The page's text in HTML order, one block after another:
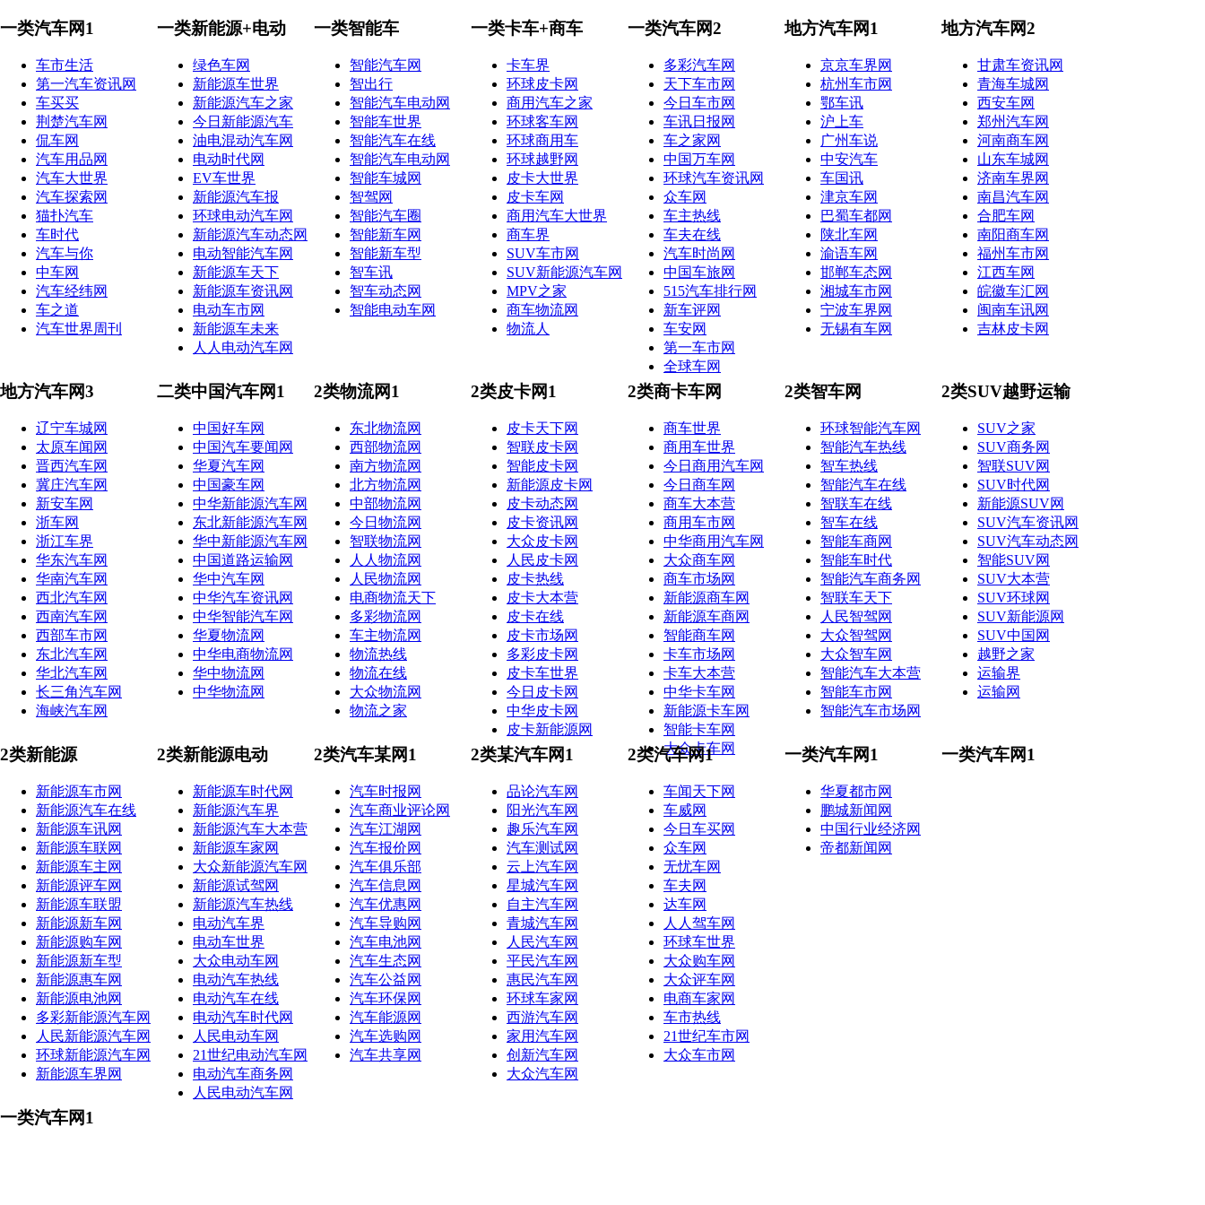
一类汽车网1
车市生活
第一汽车资讯网
车买买
荆楚汽车网
侃车网
汽车用品网
汽车大世界
汽车探索网
猫扑汽车
车时代
汽车与你
中车网
汽车经纬网
车之道
汽车世界周刊
一类新能源+电动
绿色车网
新能源车世界
新能源汽车之家
今日新能源汽车
油电混动汽车网
电动时代网
EV车世界
新能源汽车报
环球电动汽车网
新能源汽车动态网
电动智能汽车网
新能源车天下
新能源车资讯网
电动车市网
新能源车未来
人人电动汽车网
一类智能车
智能汽车网
智出行
智能汽车电动网
智能车世界
智能汽车在线
智能汽车电动网
智能车城网
智驾网
智能汽车圈
智能新车网
智能新车型
智车讯
智车动态网
智能电动车网
一类卡车+商车
卡车界
环球皮卡网
商用汽车之家
环球客车网
环球商用车
环球越野网
皮卡大世界
皮卡车网
商用汽车大世界
商车界
SUV车市网
SUV新能源汽车网
MPV之家
商车物流网
物流人
一类汽车网2
多彩汽车网
天下车市网
今日车市网
车讯日报网
车之家网
中国万车网
环球汽车资讯网
众车网
车主热线
车夫在线
汽车时尚网
中国车旅网
515汽车排行网
新车评网
车安网
第一车市网
全球车网
地方汽车网1
京京车界网
杭州车市网
鄂车讯
沪上车
广州车说
中安汽车
车国讯
津京车网
巴蜀车都网
陕北车网
渝语车网
邯郸车态网
湘城车市网
宁波车界网
无锡有车网
地方汽车网2
甘肃车资讯网
青海车城网
西安车网
郑州汽车网
河南商车网
山东车城网
济南车界网
南昌汽车网
合肥车网
南阳商车网
福州车市网
江西车网
皖徽车汇网
闽南车讯网
吉林皮卡网
地方汽车网3
辽宁车城网
太原车闻网
晋西汽车网
冀庄汽车网
新安车网
浙车网
浙江车界
华东汽车网
华南汽车网
西北汽车网
西南汽车网
西部车市网
东北汽车网
华北汽车网
长三角汽车网
海峡汽车网
二类中国汽车网1
中国好车网
中国汽车要闻网
华夏汽车网
中国豪车网
中华新能源汽车网
东北新能源汽车网
华中新能源汽车网
中国道路运输网
华中汽车网
中华汽车资讯网
中华智能汽车网
华夏物流网
中华电商物流网
华中物流网
中华物流网
2类物流网1
东北物流网
西部物流网
南方物流网
北方物流网
中部物流网
今日物流网
智联物流网
人人物流网
人民物流网
电商物流天下
多彩物流网
车主物流网
物流热线
物流在线
大众物流网
物流之家
2类皮卡网1
皮卡天下网
智联皮卡网
智能皮卡网
新能源皮卡网
皮卡动态网
皮卡资讯网
大众皮卡网
人民皮卡网
皮卡热线
皮卡大本营
皮卡在线
皮卡市场网
多彩皮卡网
皮卡车世界
今日皮卡网
中华皮卡网
皮卡新能源网
2类商卡车网
商车世界
商用车世界
今日商用汽车网
今日商车网
商车大本营
商用车市网
中华商用汽车网
大众商车网
商车市场网
新能源商车网
新能源车商网
智能商车网
卡车市场网
卡车大本营
中华卡车网
新能源卡车网
智能卡车网
大众卡车网
2类智车网
环球智能汽车网
智能汽车热线
智车热线
智能汽车在线
智联车在线
智车在线
智能车商网
智能车时代
智能汽车商务网
智联车天下
人民智驾网
大众智驾网
大众智车网
智能汽车大本营
智能车市网
智能汽车市场网
2类SUV越野运输
SUV之家
SUV商务网
智联SUV网
SUV时代网
新能源SUV网
SUV汽车资讯网
SUV汽车动态网
智能SUV网
SUV大本营
SUV环球网
SUV新能源网
SUV中国网
越野之家
运输界
运输网
2类新能源
新能源车市网
新能源汽车在线
新能源车讯网
新能源车联网
新能源车主网
新能源评车网
新能源车联盟
新能源新车网
新能源购车网
新能源新车型
新能源惠车网
新能源电池网
多彩新能源汽车网
人民新能源汽车网
环球新能源汽车网
新能源车界网
2类新能源电动
新能源车时代网
新能源汽车界
新能源汽车大本营
新能源车家网
大众新能源汽车网
新能源试驾网
新能源汽车热线
电动汽车界
电动车世界
大众电动车网
电动汽车热线
电动汽车在线
电动汽车时代网
人民电动车网
21世纪电动汽车网
电动汽车商务网
人民电动汽车网
2类汽车某网1
汽车时报网
汽车商业评论网
汽车江湖网
汽车报价网
汽车俱乐部
汽车信息网
汽车优惠网
汽车导购网
汽车电池网
汽车生态网
汽车公益网
汽车环保网
汽车能源网
汽车选购网
汽车共享网
2类某汽车网1
品论汽车网
阳光汽车网
趣乐汽车网
汽车测试网
云上汽车网
星城汽车网
自主汽车网
青城汽车网
人民汽车网
平民汽车网
惠民汽车网
环球车家网
西游汽车网
家用汽车网
创新汽车网
大众汽车网
2类汽车网1
车闻天下网
车威网
今日车买网
众车网
无忧车网
车夫网
达车网
人人驾车网
环球车世界
大众购车网
大众评车网
电商车家网
车市热线
21世纪车市网
大众车市网
一类汽车网1
华夏都市网
鹏城新闻网
中国行业经济网
帝都新闻网
一类汽车网1
一类汽车网1